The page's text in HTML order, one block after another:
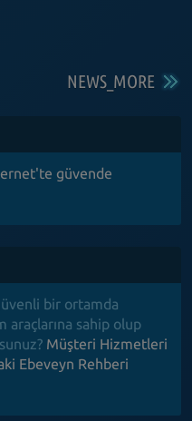
NEWS_MORE
güvende
bir ortamda
araçlarına sahip olup
Müşteri Hizmetleri
Ebeveyn Rehberi